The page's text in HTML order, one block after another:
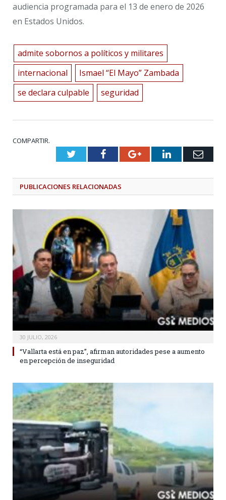
audiencia programada para el 13 de enero de 2026
en Estados Unidos.
admite sobornos a políticos y militares
internacional
Ismael “El Mayo” Zambada
se declara culpable
seguridad
COMPARTIR.
TwitterFacebookGoogle+LinkedIn
PUBLICACIONES RELACIONADAS
30 JULIO, 2026
“Vallarta está en paz”, afirman autoridades pese a aumento
en percepción de inseguridad